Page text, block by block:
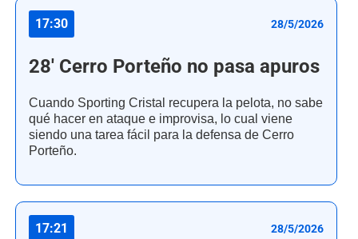
17:30 28/5/2026
28' Cerro Porteño no pasa apuros
Cuando Sporting Cristal recupera la pelota, no sabe
qué hacer en ataque e improvisa, lo cual viene
siendo una tarea fácil para la defensa de Cerro
Porteño.
17:21 28/5/2026